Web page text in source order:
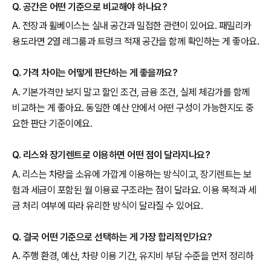
Q. 공간은 어떤 기준으로 비교해야 하나요?
A. 전장과 휠베이스는 실내 공간과 밀접한 관련이 있어요. 패밀리카
용도라면 2열 레그룸과 트렁크 적재 공간을 함께 확인하는 게 좋아요.
Q. 가격 차이는 어떻게 판단하는 게 좋을까요?
A. 기본가격만 보지 말고 할인 조건, 금융 조건, 실제 체감가를 함께
비교하는 게 좋아요. 동일한 예산 안에서 어떤 구성이 가능한지도 중
요한 판단 기준이에요.
Q. 리스와 장기렌트로 이용하면 어떤 점이 달라지나요?
A. 리스는 차량을 소유에 가깝게 이용하는 방식이고, 장기렌트는 보
험과 세금이 포함된 월 이용료 구조라는 점이 달라요. 이용 목적과 세
금 처리 여부에 따라 유리한 방식이 달라질 수 있어요.
Q. 결국 어떤 기준으로 선택하는 게 가장 합리적인가요?
A. 주행 환경, 예산, 차량 이용 기간, 유지비 부담 수준을 먼저 정리하